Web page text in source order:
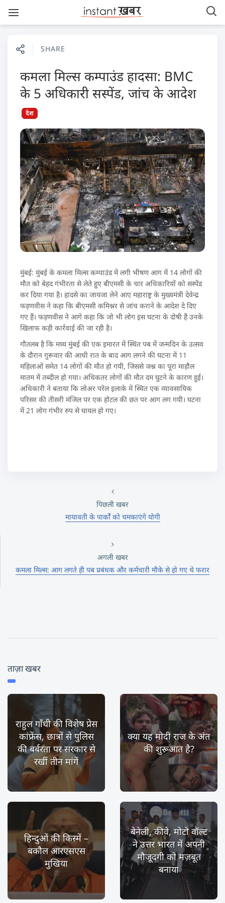
SHARE
कमला मिल्स कम्पाउंड हादसा: BMC
के 5 अधिकारी सस्पेंड, जांच के आदेश
देश
मुंबई: मुंबई के कमला मिल्स कम्पाउंड में लगी भीषण आग में 14 लोगों की
मौत को बेहद गंभीरता से लेते हुए बीएमसी के चार अधिकारियों को सस्पेंड
कर दिया गया है। हादसे का जायजा लेने आए महाराष्ट्र के मुख्यमंत्री देवेन्द्र
फड़णवीस ने कहा कि बीएमसी कमिश्नर से जांच कराने के आदेश दे दिए
गए हैं। फड़णवीस ने आगे कहा कि जो भी लोग इस घटना के दोषी हैं उनके
खिलाफ कड़ी कार्रवाई की जा रही है।
गौतलब है कि मध्य मुंबई की एक इमारत में स्थित पब में जन्मदिन के उत्सव
के दौरान गुरूवार की आधी रात के बाद आग लगने की घटना में 11
महिलाओं समेत 14 लोगों की मौत हो गयी, जिससे जश्न का पूरा माहौल
मातम में तब्दील हो गया। अधिकतर लोगों की मौत दम घुटने के कारण हुई।
अधिकारी ने बताया कि लोअर परेल इलाके में स्थित एक व्यावसायिक
परिसर की तीसरी मंजिल पर एक होटल की छत पर आग लग गयी। घटना
में 21 लोग गंभीर रुप से घायल हो गए।
पिछली खबर
मायावती के पार्कों को चमकाएंगे योगी
अगली खबर
कमला मिल्स: आग लगते ही पब प्रबंधक और कर्मचारी मौके से हो गए थे फरार
ताज़ा खबर
राहुल गाँधी की विशेष प्रेस
कांफ्रेंस, छात्रों से पुलिस
की बर्बरता पर सरकार से
रखीं तीन मांगें
क्या यह मोदी राज के अंत
की शुरूआत है?
हिन्दुओं की किस्में –
बकौल आरएसएस
मुखिया
बेनेली, कीवे, मोटो वॉल्ट
ने उत्तर भारत में अपनी
मौजूदगी को मज़बूत
बनाया